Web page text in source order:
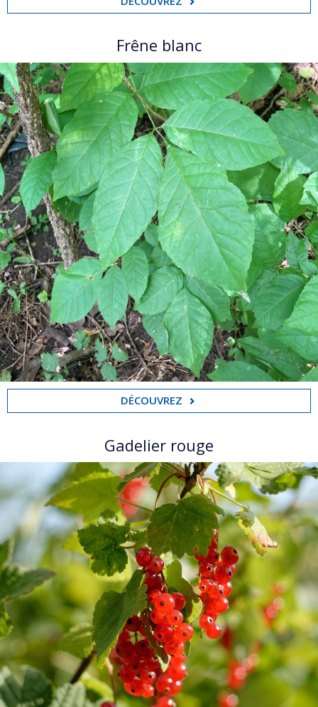
Frêne blanc
DÉCOUVREZ
Gadelier rouge